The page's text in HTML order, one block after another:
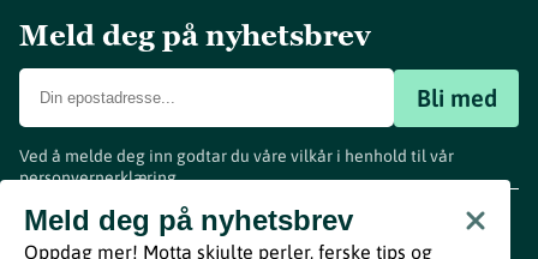
Meld deg på nyhetsbrev
Bli med
Ved å melde deg inn godtar du våre vilkår i henhold til vår
personvernerklæring.
Meld deg på nyhetsbrev
Oppdag mer! Motta skjulte perler, ferske tips og
www.visitvestfold.com
Turistinformasjon